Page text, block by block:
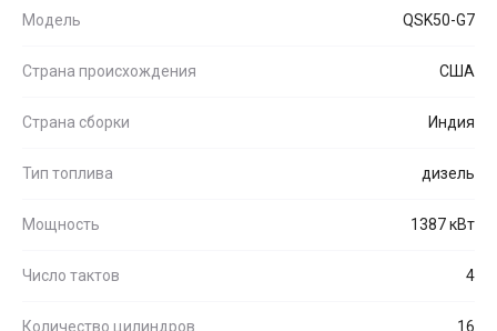
Модель QSK50-G7
Страна происхождения США
Страна сборки Индия
Тип топлива дизель
Мощность 1387 кВт
Число тактов 4
Количество цилиндров 16